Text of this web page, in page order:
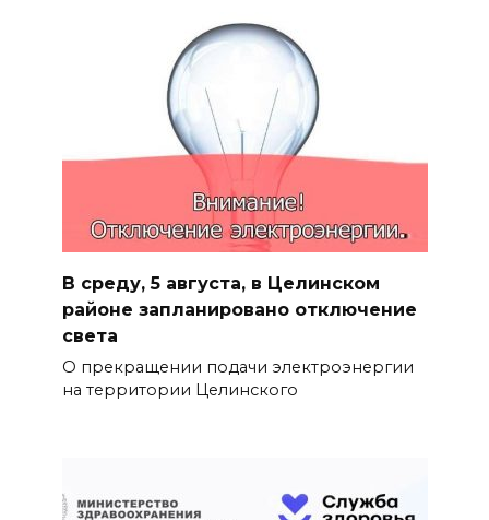
В среду, 5 августа, в Целинском
районе запланировано отключение
света
О прекращении подачи электроэнергии
на территории Целинского